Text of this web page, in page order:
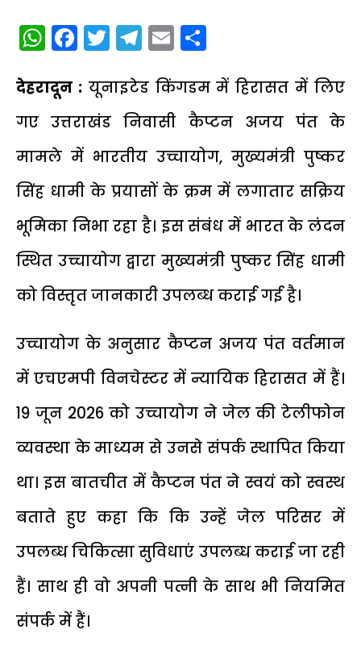
WhatsApp
Facebook
Twitter
Telegram
Email
देहरादून :यूनाइटेड किंगडम में हिरासत में लिए
गए उत्तराखंड निवासी कैप्टन अजय पंत के
मामले में भारतीय उच्चायोग, मुख्यमंत्री पुष्कर
सिंह धामी के प्रयासों के क्रम में लगातार सक्रिय
भूमिका निभा रहा है। इस संबंध में भारत के लंदन
स्थित उच्चायोग द्वारा मुख्यमंत्री पुष्कर सिंह धामी
को विस्तृत जानकारी उपलब्ध कराई गई है।
उच्चायोग के अनुसार कैप्टन अजय पंत वर्तमान
में एचएमपी विनचेस्टर में न्यायिक हिरासत में हैं।
19 जून 2026 को उच्चायोग ने जेल की टेलीफोन
व्यवस्था के माध्यम से उनसे संपर्क स्थापित किया
था। इस बातचीत में कैप्टन पंत ने स्वयं को स्वस्थ
बताते हुए कहा कि कि उन्हें जेल परिसर में
उपलब्ध चिकित्सा सुविधाएं उपलब्ध कराई जा रही
हैं। साथ ही वो अपनी पत्नी के साथ भी नियमित
संपर्क में हैं।